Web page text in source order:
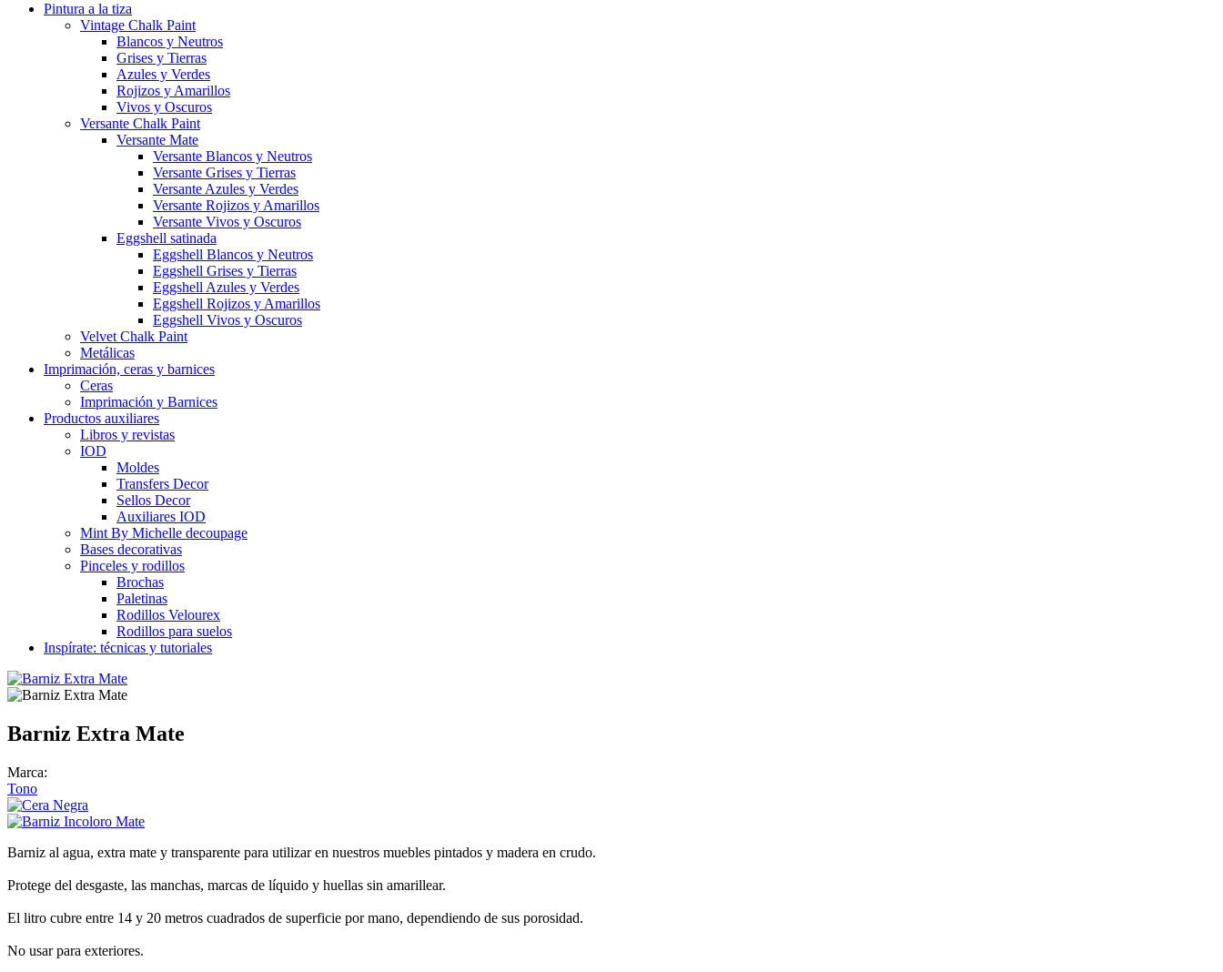
Pintura a la tiza
Vintage Chalk Paint
Blancos y Neutros
Grises y Tierras
Azules y Verdes
Rojizos y Amarillos
Vivos y Oscuros
Versante Chalk Paint
Versante Mate
Versante Blancos y Neutros
Versante Grises y Tierras
Versante Azules y Verdes
Versante Rojizos y Amarillos
Versante Vivos y Oscuros
Eggshell satinada
Eggshell Blancos y Neutros
Eggshell Grises y Tierras
Eggshell Azules y Verdes
Eggshell Rojizos y Amarillos
Eggshell Vivos y Oscuros
Velvet Chalk Paint
Metálicas
Imprimación, ceras y barnices
Ceras
Imprimación y Barnices
Productos auxiliares
Libros y revistas
IOD
Moldes
Transfers Decor
Sellos Decor
Auxiliares IOD
Mint By Michelle decoupage
Bases decorativas
Pinceles y rodillos
Brochas
Paletinas
Rodillos Velourex
Rodillos para suelos
Inspírate: técnicas y tutoriales
Barniz Extra Mate
Marca:
Tono
Barniz al agua, extra mate y transparente para utilizar en nuestros muebles pintados y madera en crudo.
Protege del desgaste, las manchas, marcas de líquido y huellas sin amarillear.
El litro cubre entre 14 y 20 metros cuadrados de superficie por mano, dependiendo de sus porosidad.
No usar para exteriores.